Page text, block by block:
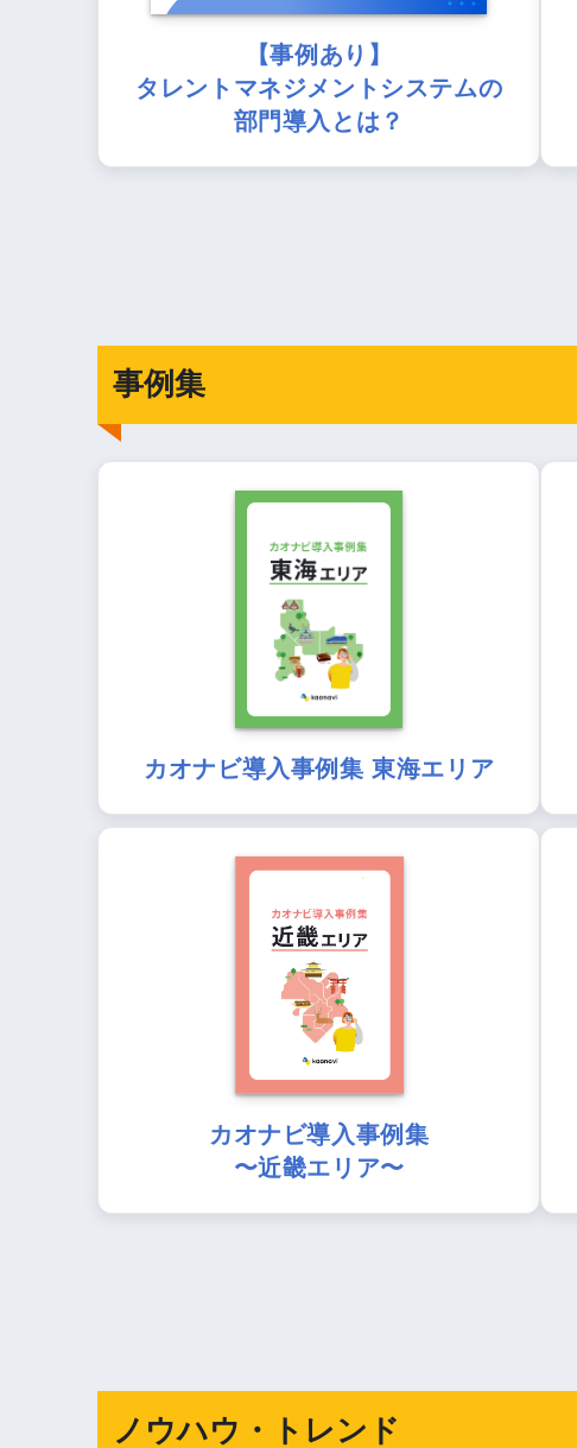
【事例あり】
タレントマネジメントシステムの
部門導入とは？
事例集
カオナビ導入事例集 東海エリア
カオナビ導入事例集
〜近畿エリア〜
ノウハウ・トレンド